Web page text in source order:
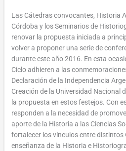
Las Cátedras convocantes, Historia
Córdoba y los Seminarios de
renovar la propuesta iniciada a
volver a proponer una serie de
durante este año 2016. En esta
Ciclo adhieren a las
Declaración de la Independencia
Creación de la Universidad Nacional
la propuesta en estos festejos. Con
responden a la necesidad de
aporte de la Historia a las Ciencias
fortalecer los vínculos entre distintos
enseñanza de la Historia e